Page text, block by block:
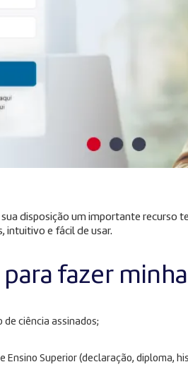
disposição um importante recurso
intuitivo e fácil de usar.
fazer
de ciência assinados;
Ensino Superior (declaração, diploma,